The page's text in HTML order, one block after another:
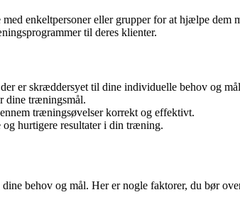
enkeltpersoner eller grupper for at hjælpe
til deres klienter.
er skræddersyet til dine individuelle behov og
dine træningsmål.
træningsøvelser korrekt og effektivt.
og hurtigere resultater i din træning.
behov og mål. Her er nogle faktorer, du bør